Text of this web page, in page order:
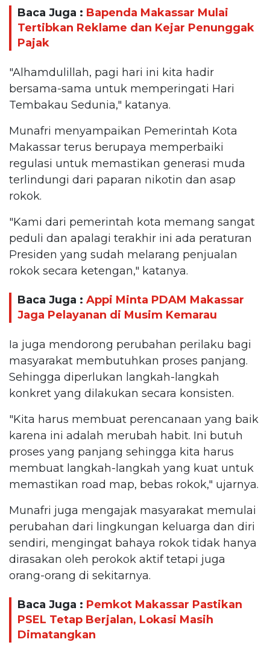
Baca Juga : Bapenda Makassar Mulai
Tertibkan Reklame dan Kejar Penunggak
Pajak
"Alhamdulillah, pagi hari ini kita hadir
bersama-sama untuk memperingati Hari
Tembakau Sedunia," katanya.
Munafri menyampaikan Pemerintah Kota
Makassar terus berupaya memperbaiki
regulasi untuk memastikan generasi muda
terlindungi dari paparan nikotin dan asap
rokok.
"Kami dari pemerintah kota memang sangat
peduli dan apalagi terakhir ini ada peraturan
Presiden yang sudah melarang penjualan
rokok secara ketengan," katanya.
Baca Juga : Appi Minta PDAM Makassar
Jaga Pelayanan di Musim Kemarau
Ia juga mendorong perubahan perilaku bagi
masyarakat membutuhkan proses panjang.
Sehingga diperlukan langkah-langkah
konkret yang dilakukan secara konsisten.
"Kita harus membuat perencanaan yang baik
karena ini adalah merubah habit. Ini butuh
proses yang panjang sehingga kita harus
membuat langkah-langkah yang kuat untuk
memastikan road map, bebas rokok," ujarnya.
Munafri juga mengajak masyarakat memulai
perubahan dari lingkungan keluarga dan diri
sendiri, mengingat bahaya rokok tidak hanya
dirasakan oleh perokok aktif tetapi juga
orang-orang di sekitarnya.
Baca Juga : Pemkot Makassar Pastikan
PSEL Tetap Berjalan, Lokasi Masih
Dimatangkan